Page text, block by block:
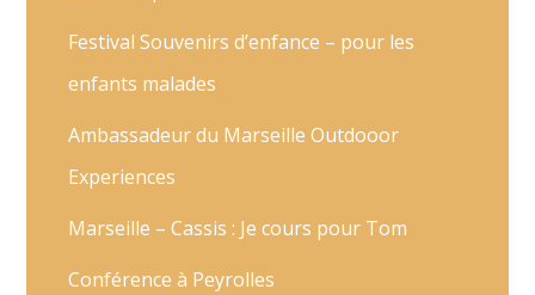
Festival Souvenirs d’enfance – pour les
enfants malades
Ambassadeur du Marseille Outdooor
Experiences
Marseille – Cassis : Je cours pour Tom
Conférence à Peyrolles